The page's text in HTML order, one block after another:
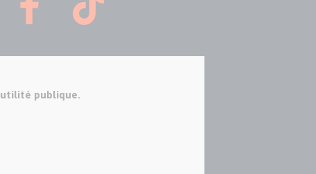
utilité publique.